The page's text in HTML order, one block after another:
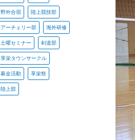
野外合宿 陸上競技部
アーチェリー部 海外研修
土曜セミナー 剣道部
享栄タウンサークル
募金活動 享栄祭
陸上部